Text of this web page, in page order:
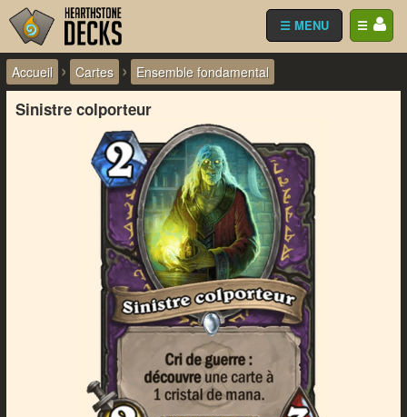
☰
☰ MENU
Accueil › Cartes › Ensemble fondamental
Sinistre colporteur